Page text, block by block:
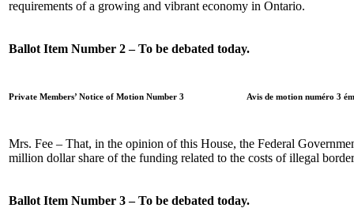
requirements of a growing and vibrant economy in Ontario.
Ballot Item Number 2 – To be debated today.
Private Members’ Notice of Motion Number 3 Avis de motion numéro 3
Mrs. Fee – That, in the opinion of this House, the Federal
million dollar share of the funding related to the costs of illegal
Ballot Item Number 3 – To be debated today.